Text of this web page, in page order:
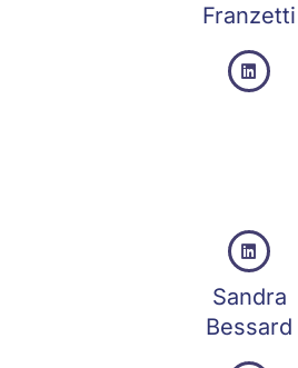
Franzetti


Sandra
Bessard